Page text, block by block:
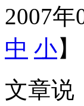
2007年
中 小】
文章说